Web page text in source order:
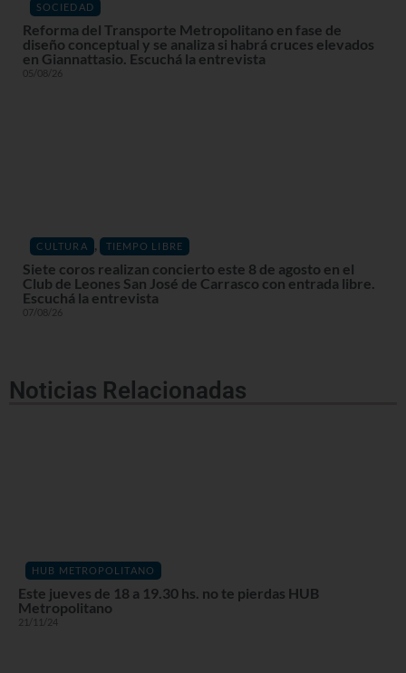
SOCIEDAD
Reforma del Transporte Metropolitano en fase de
diseño conceptual y se analiza si habrá cruces elevados
en Giannattasio. Escuchá la entrevista
05/08/26
CULTURA , TIEMPO LIBRE
Siete coros realizan concierto este 8 de agosto en el
Club de Leones San José de Carrasco con entrada libre.
Escuchá la entrevista
07/08/26
Noticias Relacionadas
HUB METROPOLITANO
Este jueves de 18 a 19.30 hs. no te pierdas HUB
Metropolitano
21/11/24